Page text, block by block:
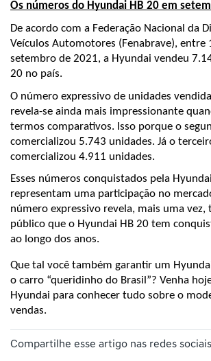
Os números do Hyundai HB 20 em
De acordo com a Federação Nacional da
Veículos Automotores (Fenabrave), entre
setembro de 2021, a Hyundai vendeu
20 no país.
O número expressivo de unidades
revela-se ainda mais impressionante
termos comparativos. Isso porque o
comercializou 5.743 unidades. Já o
comercializou 4.911 unidades.
Esses números conquistados pela
representam uma participação no
número expressivo revela, mais uma vez,
público que o Hyundai HB 20 tem
ao longo dos anos.
Que tal você também garantir um
o carro “queridinho do Brasil”? Venha
Hyundai para conhecer tudo sobre o
vendas.
Compartilhe esse artigo nas redes